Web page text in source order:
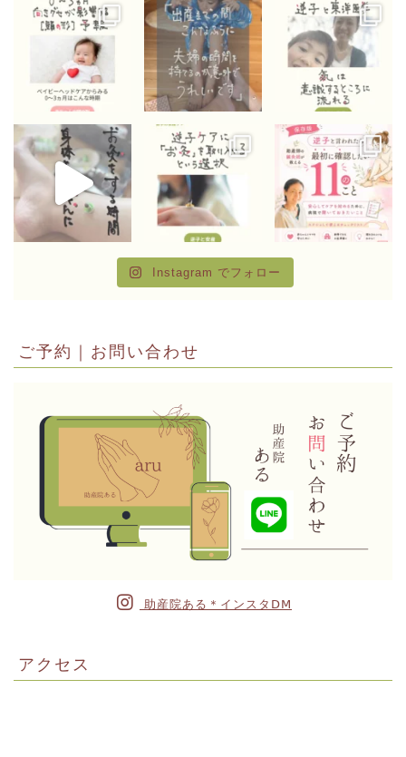
Instagram でフォロー
ご予約｜お問い合わせ
助産院ある＊インスタⅮⅯ
アクセス